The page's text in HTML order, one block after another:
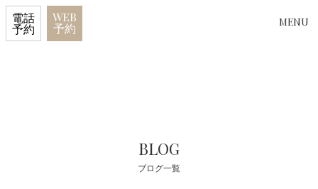
MENU
電話
予約
WEB
予約
BLOG
ブログ一覧